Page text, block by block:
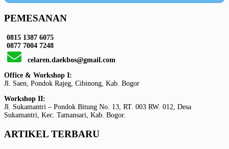
PEMESANAN
0815 1387 6075
0877 7004 7248
celaren.daekbos@gmail.com
Office & Workshop I:
Jl. Saen, Pondok Rajeg, Cibinong, Kab. Bogor
Workshop II:
Jl. Sukamantri – Pondok Bitung No. 13, RT. 003 RW. 012, Desa
Sukamantri, Kec. Tamansari, Kab. Bogor.
ARTIKEL TERBARU